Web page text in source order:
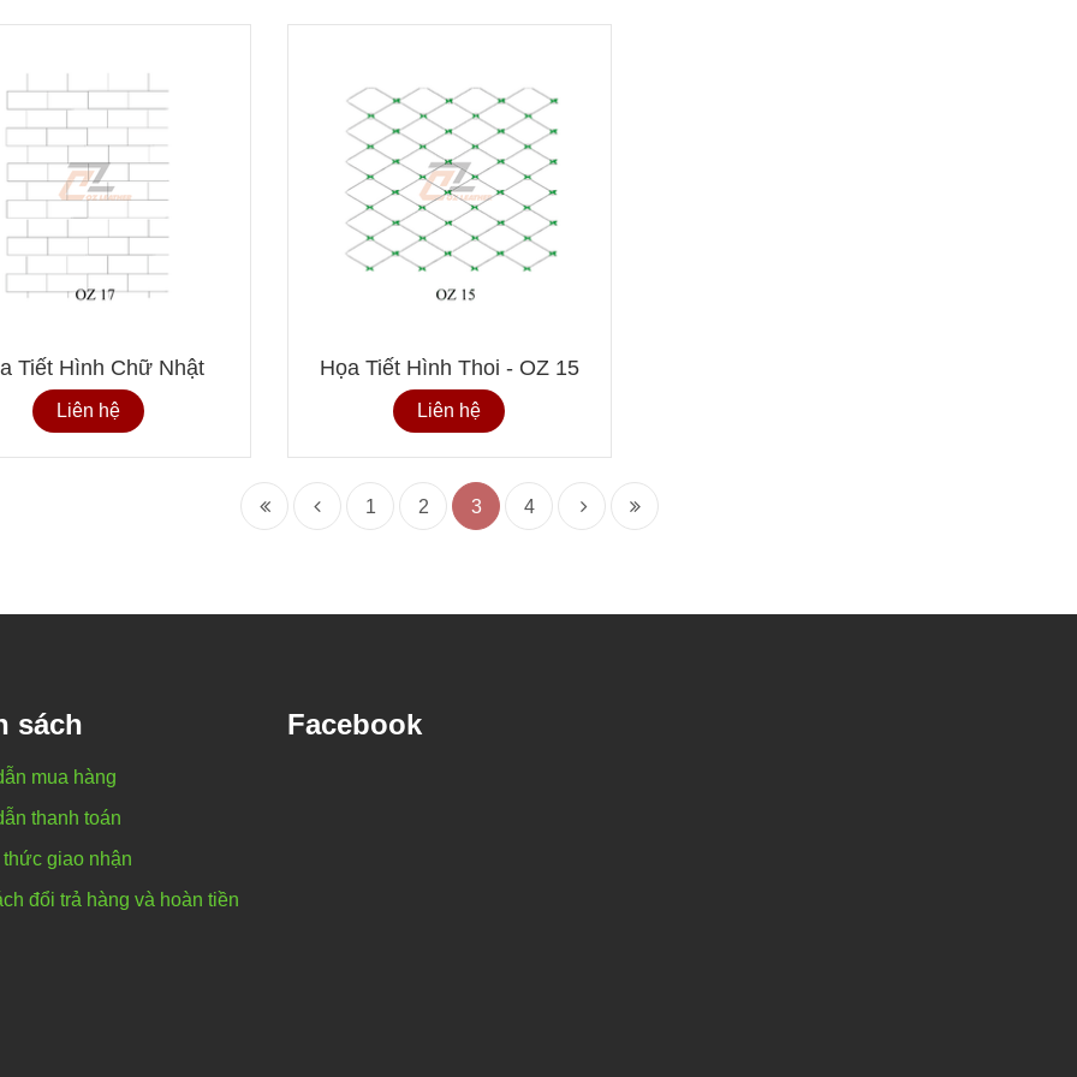
Tiết Hình Chữ Nhật
Liên hệ
Họa Tiết Hình Thoi - OZ 15
Liên hệ
1 2 3 4
sách
mua hàng
thanh toán
giao nhận
đổi trả hàng và hoàn tiền
Facebook